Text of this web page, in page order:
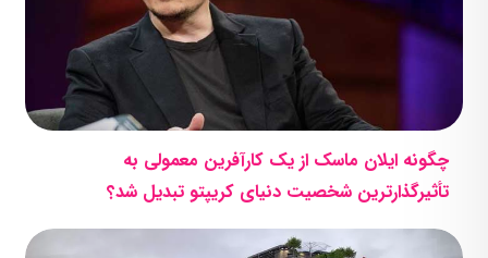
چگونه ایلان ماسک از یک کارآفرین معمولی به
تأثیرگذارترین شخصیت دنیای کریپتو تبدیل شد؟